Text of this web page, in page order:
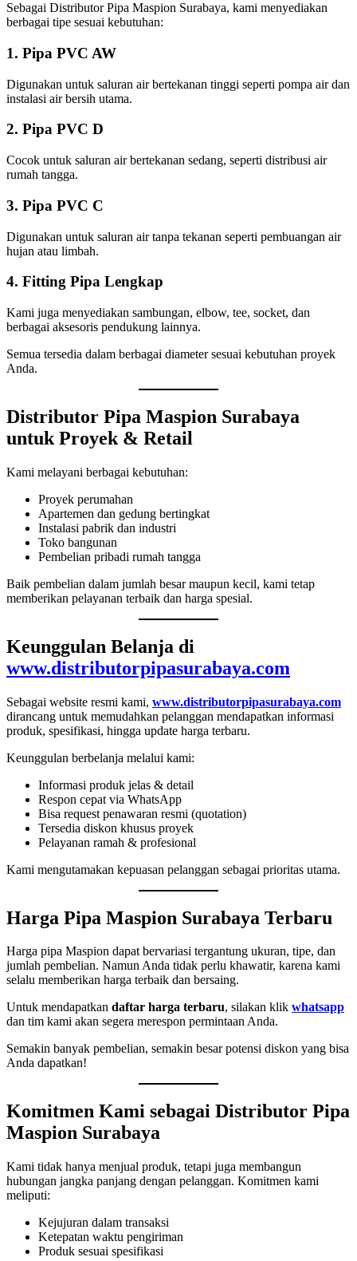
Sebagai Distributor Pipa Maspion Surabaya, kami menyediakan
berbagai tipe sesuai kebutuhan:
1. Pipa PVC AW
Digunakan untuk saluran air bertekanan tinggi seperti pompa air dan
instalasi air bersih utama.
2. Pipa PVC D
Cocok untuk saluran air bertekanan sedang, seperti distribusi air
rumah tangga.
3. Pipa PVC C
Digunakan untuk saluran air tanpa tekanan seperti pembuangan air
hujan atau limbah.
4. Fitting Pipa Lengkap
Kami juga menyediakan sambungan, elbow, tee, socket, dan
berbagai aksesoris pendukung lainnya.
Semua tersedia dalam berbagai diameter sesuai kebutuhan proyek
Anda.
Distributor Pipa Maspion Surabaya
untuk Proyek & Retail
Kami melayani berbagai kebutuhan:
Proyek perumahan
Apartemen dan gedung bertingkat
Instalasi pabrik dan industri
Toko bangunan
Pembelian pribadi rumah tangga
Baik pembelian dalam jumlah besar maupun kecil, kami tetap
memberikan pelayanan terbaik dan harga spesial.
Keunggulan Belanja di
www.distributorpipasurabaya.com
Sebagai website resmi kami, www.distributorpipasurabaya.com
dirancang untuk memudahkan pelanggan mendapatkan informasi
produk, spesifikasi, hingga update harga terbaru.
Keunggulan berbelanja melalui kami:
Informasi produk jelas & detail
Respon cepat via WhatsApp
Bisa request penawaran resmi (quotation)
Tersedia diskon khusus proyek
Pelayanan ramah & profesional
Kami mengutamakan kepuasan pelanggan sebagai prioritas utama.
Harga Pipa Maspion Surabaya Terbaru
Harga pipa Maspion dapat bervariasi tergantung ukuran, tipe, dan
jumlah pembelian. Namun Anda tidak perlu khawatir, karena kami
selalu memberikan harga terbaik dan bersaing.
Untuk mendapatkan daftar harga terbaru, silakan klik whatsapp
dan tim kami akan segera merespon permintaan Anda.
Semakin banyak pembelian, semakin besar potensi diskon yang bisa
Anda dapatkan!
Komitmen Kami sebagai Distributor Pipa
Maspion Surabaya
Kami tidak hanya menjual produk, tetapi juga membangun
hubungan jangka panjang dengan pelanggan. Komitmen kami
meliputi:
Kejujuran dalam transaksi
Ketepatan waktu pengiriman
Produk sesuai spesifikasi